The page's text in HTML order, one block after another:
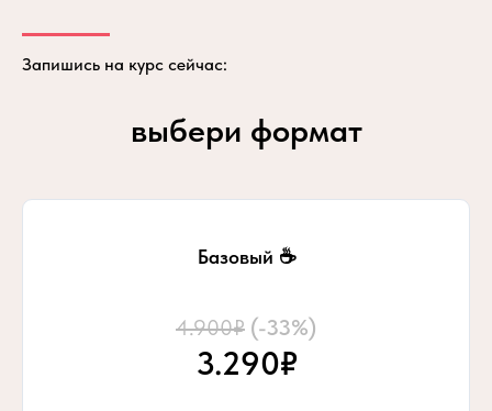
Запишись на курс сейчас:
выбери формат
Базовый ☕
4.900₽ (-33%)
3.290₽